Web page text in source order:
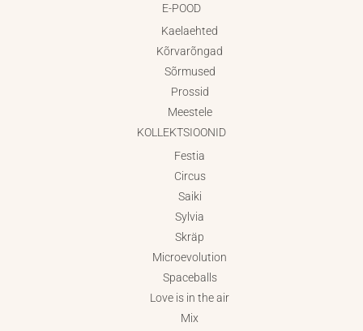
E-POOD
Kaelaehted
Kõrvarõngad
Sõrmused
Prossid
Meestele
KOLLEKTSIOONID
Festia
Circus
Saiki
Sylvia
Skräp
Microevolution
Spaceballs
Love is in the air
Mix